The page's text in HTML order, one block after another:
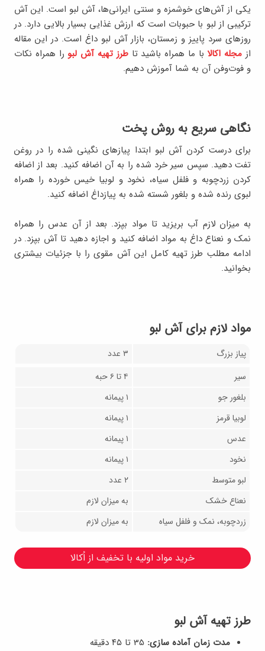
یکی از آش‌های خوشمزه و سنتی ایرانی‌ها، آش لبو است. این آش
ترکیبی از لبو با حبوبات است که ارزش غذایی بسیار بالایی دارد. در
روزهای سرد پاییز و زمستان، بازار آش لبو داغ است. در این مقاله
ازمجله اکالابا ما همراه باشید تاطرز تهیه آش لبورا همراه نکات
و فوت‌و‌فن آن به شما آموزش دهیم.
نگاهی سریع به روش پخت
برای درست کردن آش لبو ابتدا پیازهای نگینی شده را در روغن
تفت دهید. سپس سیر خرد شده را به آن اضافه کنید. بعد از اضافه
کردن زردچوبه و فلفل سیاه، نخود و لوبیا خیس خورده را همراه
لبوی رنده شده و بلغور شسته شده به پیازداغ اضافه کنید.
به میزان لازم آب بریزید تا مواد بپزد. بعد از آن عدس را همراه
نمک و نعناع داغ به مواد اضافه کنید و اجازه دهید تا آش بپزد. در
ادامه مطلب طرز تهیه کامل این آش مقوی را با جزئیات بیشتری
بخوانید.
مواد لازم برای آش لبو
پیاز بزرگ
۳ عدد
سیر
۴ تا ۶ حبه
بلغور جو
۱ پیمانه
لوبیا قرمز
۱ پیمانه
عدس
۱ پیمانه
نخود
۱ پیمانه
لبو متوسط
۲ عدد
نعناع خشک
به میزان لازم
زردچوبه، نمک و فلفل سیاه
به میزان لازم
خرید مواد اولیه با تخفیف از اُکالا
طرز تهیه آش لبو
مدت زمان آماده سازی: